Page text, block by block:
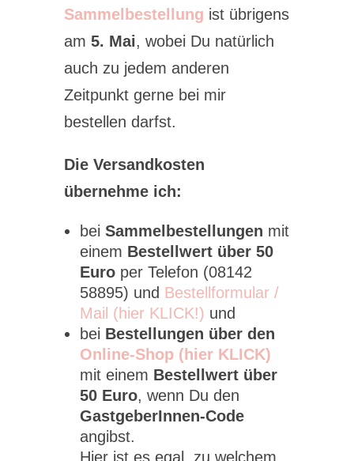
Sammelbestellung ist übrigens
am 5. Mai, wobei Du natürlich
auch zu jedem anderen
Zeitpunkt gerne bei mir
bestellen darfst.
Die Versandkosten
übernehme ich:
bei Sammelbestellungen mit
einem Bestellwert über 50
Euro per Telefon (08142
58895) und Bestellformular /
Mail (hier KLICK!) und
bei Bestellungen über den
Online-Shop (hier KLICK)
mit einem Bestellwert über
50 Euro, wenn Du den
GastgeberInnen-Code
angibst.
Hier ist es egal, zu welchem